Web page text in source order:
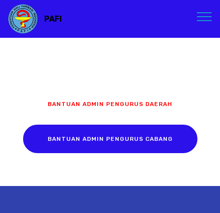
PAFI
BANTUAN ADMIN PENGURUS DAERAH
BANTUAN ADMIN PENGURUS CABANG